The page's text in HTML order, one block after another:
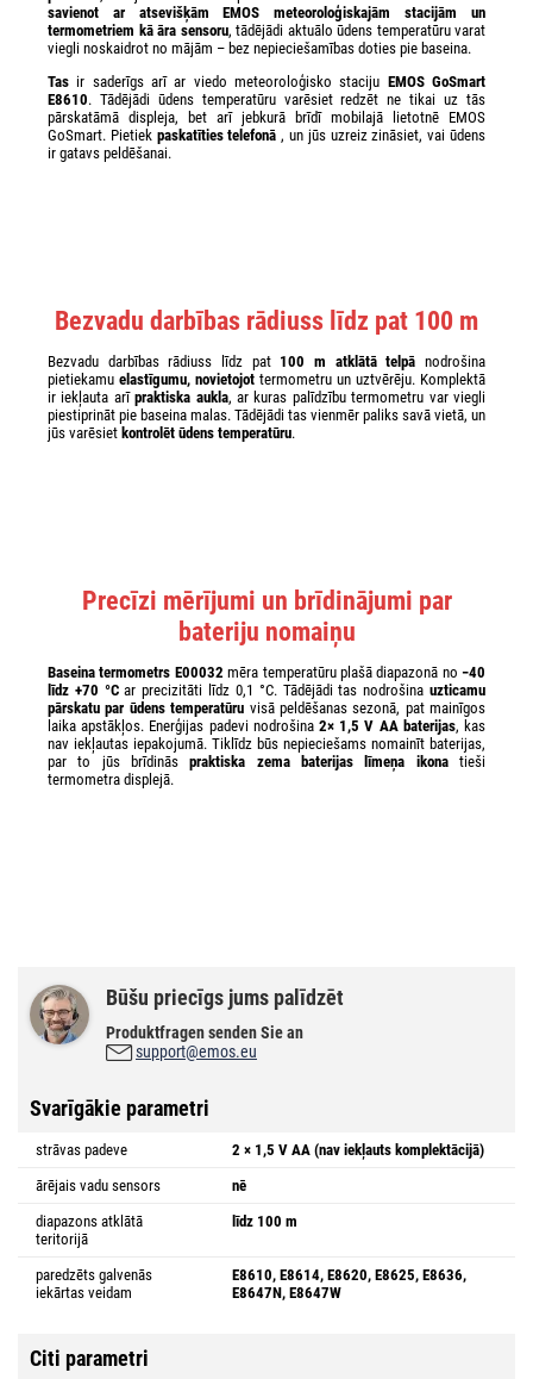
savienot ar atsevišķām EMOS meteoroloģiskajām stacijām un
termometriem kā āra sensoru, tādējādi aktuālo ūdens temperatūru varat
viegli noskaidrot no mājām – bez nepieciešamības doties pie baseina.
Tas ir saderīgs arī ar viedo meteoroloģisko staciju EMOS GoSmart
E8610. Tādējādi ūdens temperatūru varēsiet redzēt ne tikai uz tās
pārskatāmā displeja, bet arī jebkurā brīdī mobilajā lietotnē EMOS
GoSmart. Pietiek paskatīties telefonā , un jūs uzreiz zināsiet, vai ūdens
ir gatavs peldēšanai.
Bezvadu darbības rādiuss līdz pat 100 m
Bezvadu darbības rādiuss līdz pat 100 m atklātā telpānodrošina
pietiekamu elastīgumu, novietojot termometru un uztvērēju. Komplektā
ir iekļauta arīpraktiska aukla, ar kuras palīdzību termometru var viegli
piestiprināt pie baseina malas. Tādējādi tas vienmēr paliks savā vietā, un
jūs varēsiet kontrolēt ūdens temperatūru.
Precīzi mērījumi un brīdinājumi par
bateriju nomaiņu
Baseina termometrs E00032 mēra temperatūru plašā diapazonā no −40
līdz +70 °Car precizitāti līdz 0,1 °C. Tādējādi tas nodrošinauzticamu
pārskatu par ūdens temperatūru visā peldēšanas sezonā, pat mainīgos
laika apstākļos. Enerģijas padevi nodrošina 2× 1,5 V AA baterijas, kas
nav iekļautas iepakojumā. Tiklīdz būs nepieciešams nomainīt baterijas,
par to jūs brīdināspraktiska zema baterijas līmeņa ikonatieši
termometra displejā.
Būšu priecīgs jums palīdzēt
Produktfragen senden Sie an
support@emos.eu
Svarīgākie parametri
strāvas padeve
2 × 1,5 V AA (nav iekļauts komplektācijā)
ārējais vadu sensors
nē
diapazons atklātā
teritorijā
līdz 100 m
paredzēts galvenās
iekārtas veidam
E8610, E8614, E8620, E8625, E8636,
E8647N, E8647W
Citi parametri